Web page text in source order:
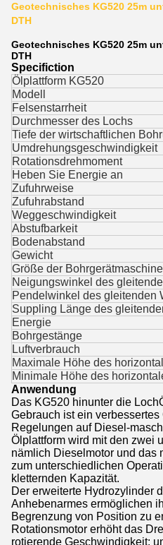
Geotechnisches KG520 25m
DTH
Geotechnisches KG520 25m
DTH
Specifiction
Ölplattform KG520
Modell
Felsenstarrheit
Durchmesser des Lochs
Tiefe der wirtschaftlichen
Umdrehungsgeschwindigkeit
Rotationsdrehmoment
Heben Sie Energie an
Zufuhrweise
Zufuhrabstand
Weggeschwindigkeit
Abstufbarkeit
Bodenabstand
Gewicht
Größe der Bohrgerätmaschine
Neigungswinkel des
Pendelwinkel des gleitenden
Suppling Länge des
Energie
Bohrgestänge
Luftverbrauch
Maximale Höhe des
Minimale Höhe des
Anwendung
Das KG520 hinunter die
Gebrauch ist ein
Regelungen auf Diesel-
Ölplattform wird mit den zwei
nämlich Dieselmotor und das
zum unterschiedlichen
kletternden Kapazität.
Der erweiterte Hydrozylinder
Anhebenarmes ermöglichen
Begrenzung von Position zu
Rotationsmotor erhöht das
rotierende Geschwindigkeit;